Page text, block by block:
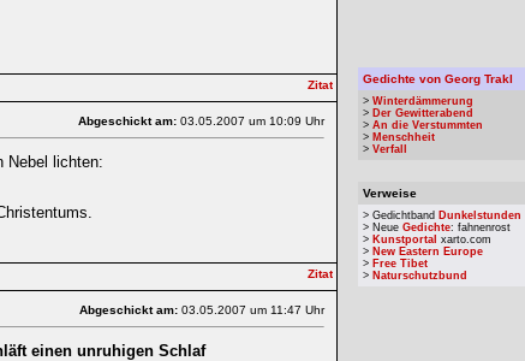
Abgeschickt am: 03.05.2007 um 10:09 Uhr
Nebel lichten:
Abgeschickt am: 03.05.2007 um 11:47 Uhr
einen unruhigen Schlaf
Gedichte von Georg Trakl
> Winterdämmerung
> Der Gewitterabend
> An die Verstummten
> Menschheit
> Verfall
Verweise
> Gedichtband Dunkelstunden
> Neue Gedichte: fahnenrost
> Kunstportal xarto.com
> New Eastern Europe
> Free Tibet
> Naturschutzbund